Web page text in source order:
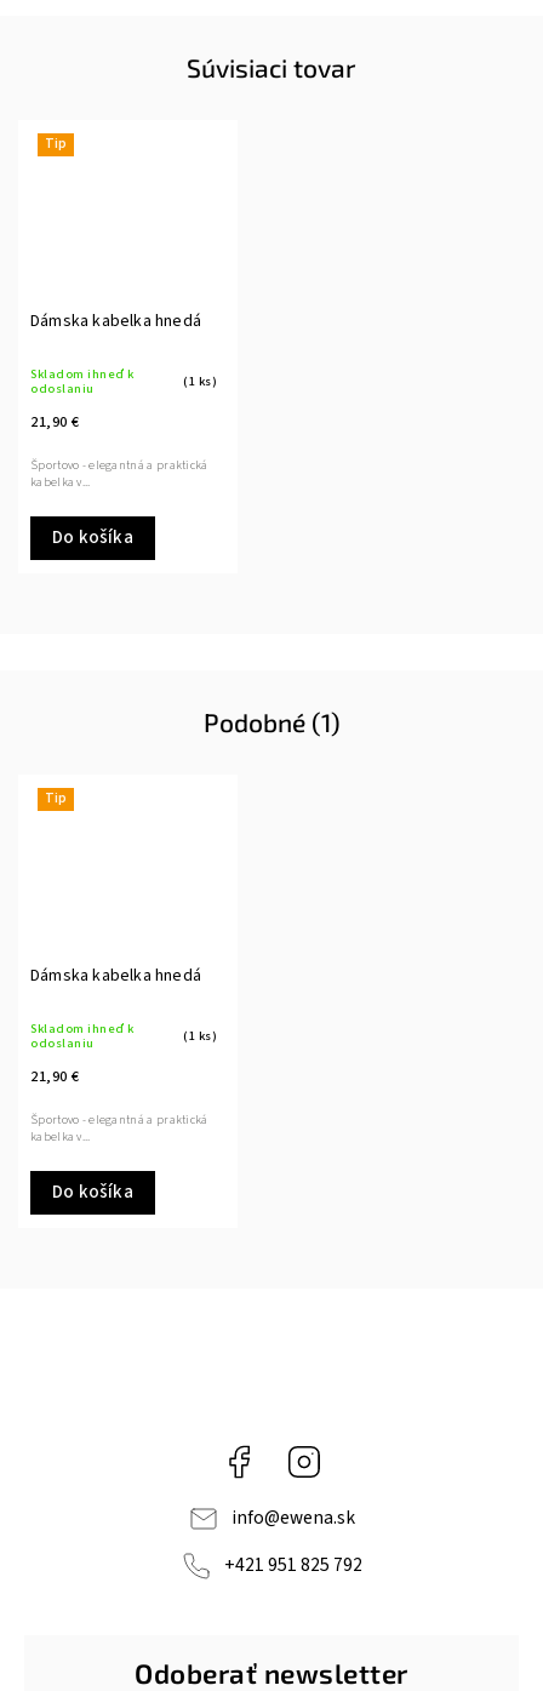
Súvisiaci tovar
Tip
Dámska kabelka hnedá
Skladom ihneď k
odoslaniu
(1 ks)
21,90 €
Do košíka
Športovo - elegantná a praktická
kabelka v...
Podobné (1)
Tip
Dámska kabelka hnedá
Skladom ihneď k
odoslaniu
(1 ks)
21,90 €
Do košíka
Športovo - elegantná a praktická
kabelka v...
Facebook
info@ewena.sk
+421 951 825 792
Odoberať newsletter